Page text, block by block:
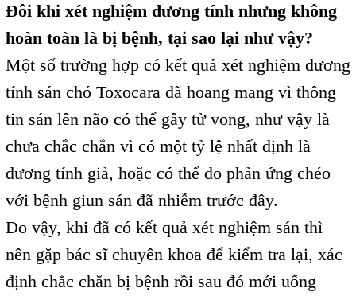
Đôi khi xét nghiệm dương tính nhưng không
hoàn toàn là bị bệnh, tại sao lại như vậy?
Một số trường hợp có kết quả xét nghiệm dương
tính sán chó Toxocara đã hoang mang vì thông
tin sán lên não có thể gây tử vong, như vậy là
chưa chắc chắn vì có một tỷ lệ nhất định là
dương tính giả, hoặc có thể do phản ứng chéo
với bệnh giun sán đã nhiễm trước đây.
Do vậy, khi đã có kết quả xét nghiệm sán thì
nên gặp bác sĩ chuyên khoa để kiểm tra lại, xác
định chắc chắn bị bệnh rồi sau đó mới uống